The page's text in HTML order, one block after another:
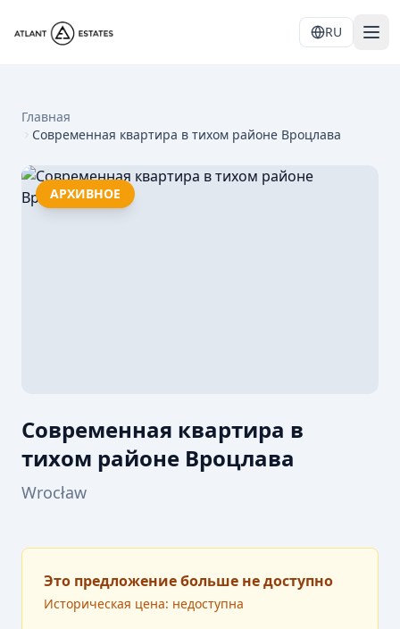
RU
Главная
Современная квартира в тихом районе Вроцлава
АРХИВНОЕ
Современная квартира в
тихом районе Вроцлава
Wrocław
Это предложение больше не доступно
Историческая цена: недоступна